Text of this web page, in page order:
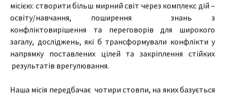
місією: створити більш мирний світ через комплекс дій –
освіту/навчання, поширення знань з
конфліктовирішення та переговорів для широкого
загалу, досліджень, які б трансформували конфлікти у
напрямку поставлених цілей та закріплення стійких
результатів врегулювання.
Наша місія передбачає чотири стовпи, на яких базується